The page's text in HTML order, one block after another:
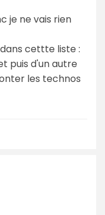
je ne vais rien
cettte liste :
puis d'un autre
les technos